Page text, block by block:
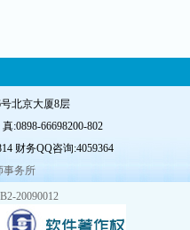
北京大厦8层
:0898-66698200-802
财务QQ咨询:4059364
事务所
20090012